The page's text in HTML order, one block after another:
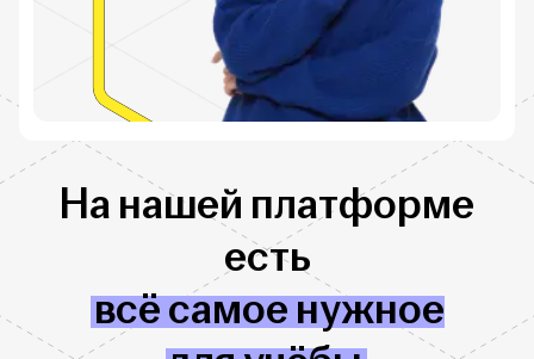
На нашей платформе
есть
всё самое нужное